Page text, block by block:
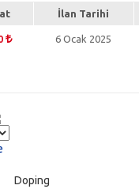
İlan Tarihi
6 Ocak 2025
Doping